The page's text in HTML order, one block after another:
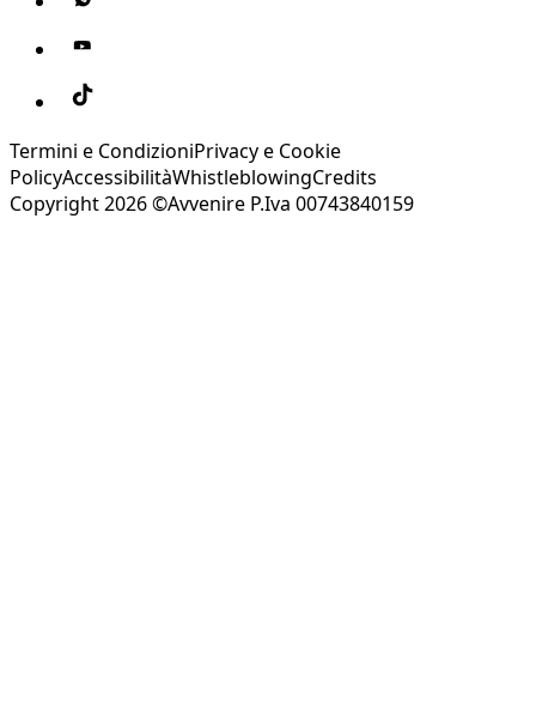
Termini e CondizioniPrivacy e Cookie
PolicyAccessibilitàWhistleblowingCredits
Copyright 2026 ©Avvenire P.Iva 00743840159